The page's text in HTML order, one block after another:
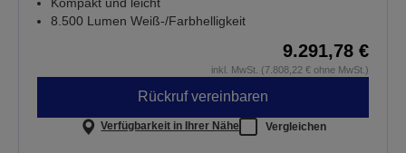
8.500 Lumen Weiß-/Farbhelligkeit
9.291,78 €
inkl. MwSt. (7.808,22 € ohne MwSt.)
Rückruf vereinbaren
Verfügbarkeit in Ihrer Nähe Vergleichen